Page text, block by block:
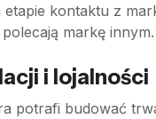
kontaktu z
markę innym.
i lojalności
potrafi budować